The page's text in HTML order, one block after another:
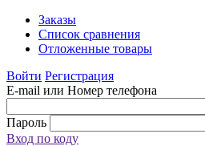
Заказы
Список сравнения
Отложенные товары
Войти Регистрация
E-mail или Номер телефона
Пароль
Вход по коду